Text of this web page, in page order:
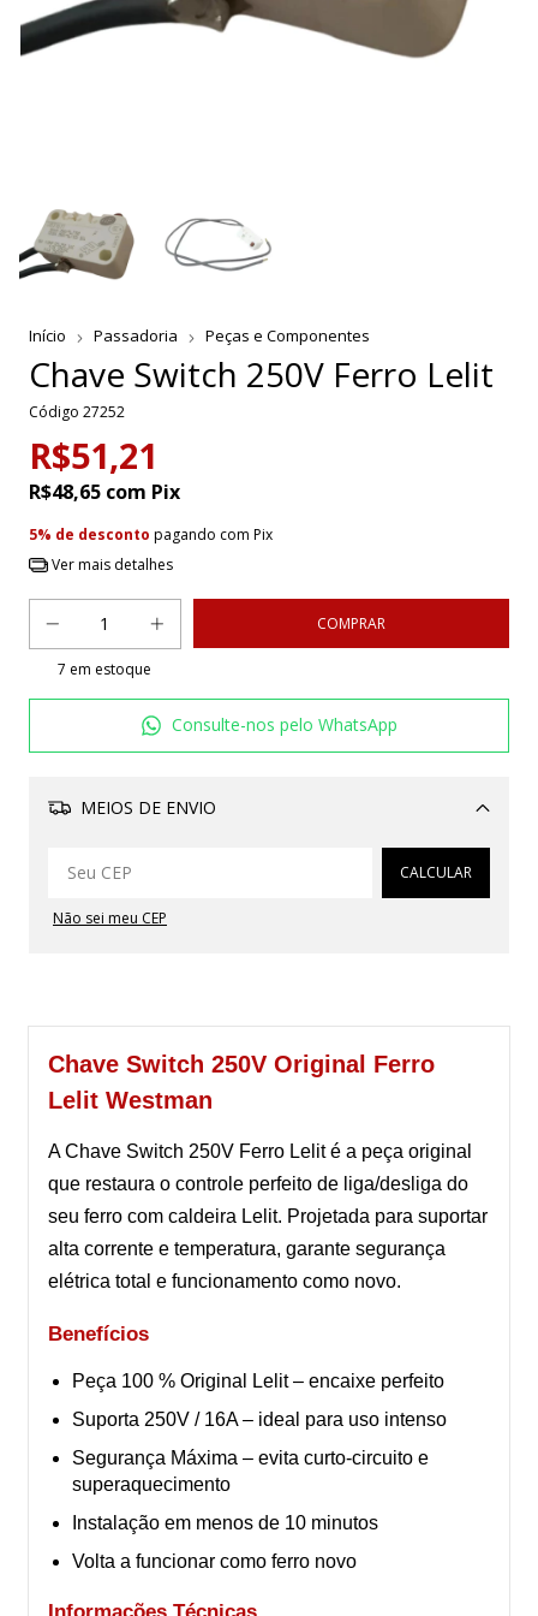
Início Passadoria Peças e Componentes
Chave Switch 250V Ferro Lelit
Código 27252
R$51,21
R$48,65 com Pix
5% de desconto pagando com Pix
Ver mais detalhes
7 em estoque
Consulte-nos pelo WhatsApp
MEIOS DE ENVIO
Alterar CEP
CALCULAR
Não sei meu CEP
Chave Switch 250V Original Ferro
Lelit Westman
A Chave Switch 250V Ferro Lelit é a peça original
que restaura o controle perfeito de liga/desliga do
seu ferro com caldeira Lelit. Projetada para suportar
alta corrente e temperatura, garante segurança
elétrica total e funcionamento como novo.
Benefícios
Peça 100 % Original Lelit – encaixe perfeito
Suporta 250V / 16A – ideal para uso intenso
Segurança Máxima – evita curto-circuito e
superaquecimento
Instalação em menos de 10 minutos
Volta a funcionar como ferro novo
Informações Técnicas